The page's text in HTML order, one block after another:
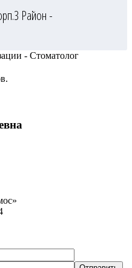
Район -
- Стоматолог